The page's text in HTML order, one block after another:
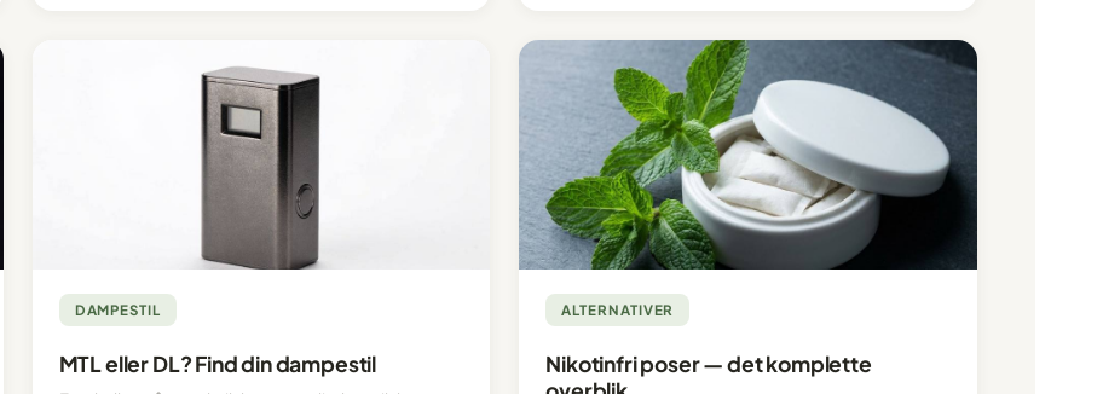
DAMPESTIL
MTL eller DL? Find din dampestil
ALTERNATIVER
Nikotinfri poser — det komplette